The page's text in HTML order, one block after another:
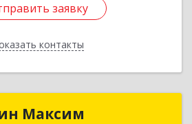
заявку
контакты
заявку
Назад
Максим
Добрынин Максим